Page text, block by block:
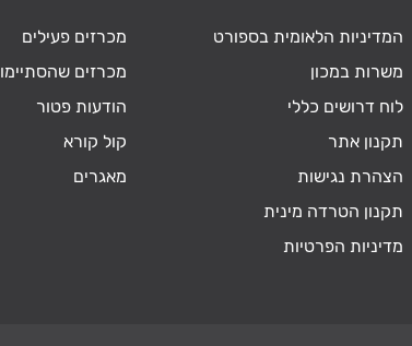
המדיניות הלאומית בספורט
משרות במכון
לוח דרושים כללי
תקנון אתר
הצהרת נגישות
תקנון הטרדה מינית
מדיניות הפרטיות
מכרזים פעילים
מכרזים שהסתיימו
הודעות פטור
קול קורא
מאגרים